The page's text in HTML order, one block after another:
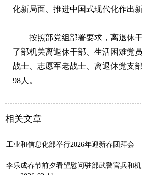
化新局面、推进中国式现代化作出新
按照部党组部署要求，离退休
了部机关离退休干部、生活困难党
战士、志愿军老战士、离退休党支
98人。
相关文章
工业和信息化部举行2026年迎新春团拜会
李乐成春节前夕看望慰问驻部武警官兵和